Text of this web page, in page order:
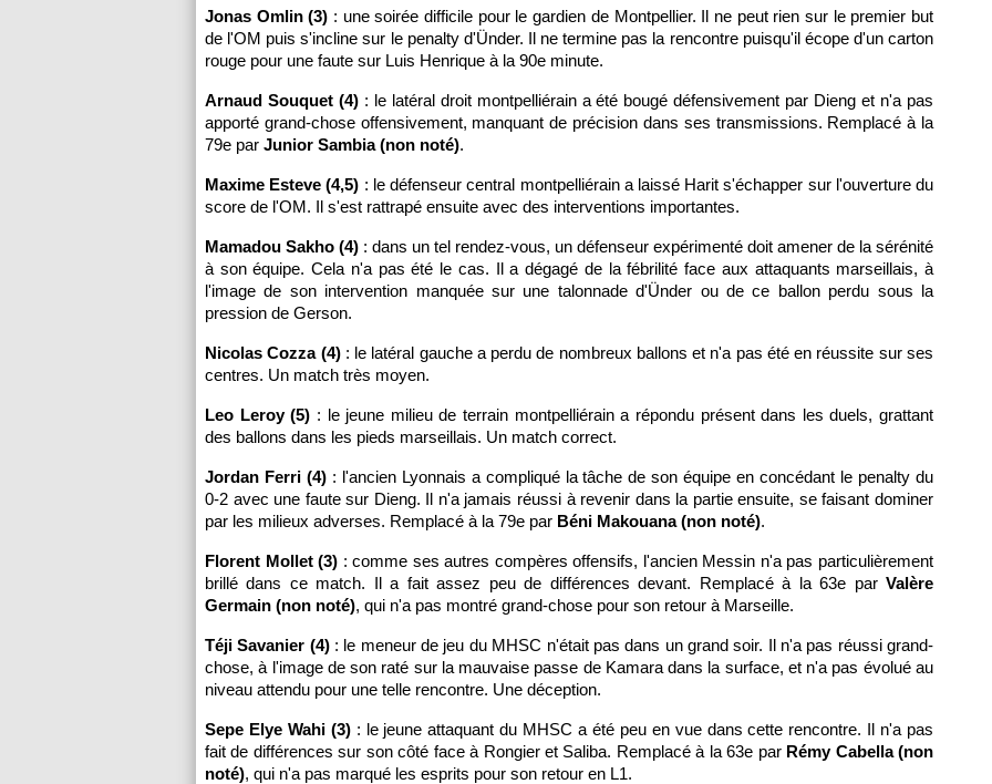
Jonas Omlin (3) : une soirée difficile pour le gardien de Montpellier. Il ne peut rien sur le premier but
de l'OM puis s'incline sur le penalty d'Ünder. Il ne termine pas la rencontre puisqu'il écope d'un carton
rouge pour une faute sur Luis Henrique à la 90e minute.
Arnaud Souquet (4): le latéral droit montpelliérain a été bougé défensivement par Dieng et n'a pas
apporté grand-chose offensivement, manquant de précision dans ses transmissions. Remplacé à la
79e par Junior Sambia (non noté).
Maxime Esteve (4,5) : le défenseur central montpelliérain a laissé Harit s'échapper sur l'ouverture du
score de l'OM. Il s'est rattrapé ensuite avec des interventions importantes.
Mamadou Sakho (4) : dans un tel rendez-vous, un défenseur expérimenté doit amener de la sérénité
à son équipe. Cela n'a pas été le cas. Il a dégagé de la fébrilité face aux attaquants marseillais, à
l'image de son intervention manquée sur une talonnade d'Ünder ou de ce ballon perdu sous la
pression de Gerson.
Nicolas Cozza (4): le latéral gauche a perdu de nombreux ballons et n'a pas été en réussite sur ses
centres. Un match très moyen.
Leo Leroy (5) : le jeune milieu de terrain montpelliérain a répondu présent dans les duels, grattant
des ballons dans les pieds marseillais. Un match correct.
Jordan Ferri (4): l'ancien Lyonnais a compliqué la tâche de son équipe en concédant le penalty du
0-2 avec une faute sur Dieng. Il n'a jamais réussi à revenir dans la partie ensuite, se faisant dominer
par les milieux adverses. Remplacé à la 79e par Béni Makouana (non noté).
Florent Mollet (3) : comme ses autres compères offensifs, l'ancien Messin n'a pas particulièrement
brillé dans ce match. Il a fait assez peu de différences devant. Remplacé à la 63e par Valère
Germain (non noté), qui n'a pas montré grand-chose pour son retour à Marseille.
Téji Savanier (4): le meneur de jeu du MHSC n'était pas dans un grand soir. Il n'a pas réussi grand-
chose, à l'image de son raté sur la mauvaise passe de Kamara dans la surface, et n'a pas évolué au
niveau attendu pour une telle rencontre. Une déception.
Sepe Elye Wahi (3): le jeune attaquant du MHSC a été peu en vue dans cette rencontre. Il n'a pas
fait de différences sur son côté face à Rongier et Saliba. Remplacé à la 63e par Rémy Cabella (non
noté), qui n'a pas marqué les esprits pour son retour en L1.